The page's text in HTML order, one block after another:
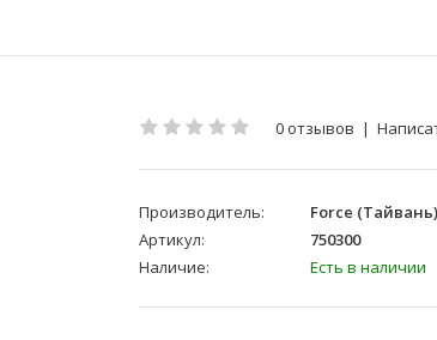
0 отзывов |
Производитель:
Force (Тайвань)
Артикул:
750300
Наличие:
Есть в наличии